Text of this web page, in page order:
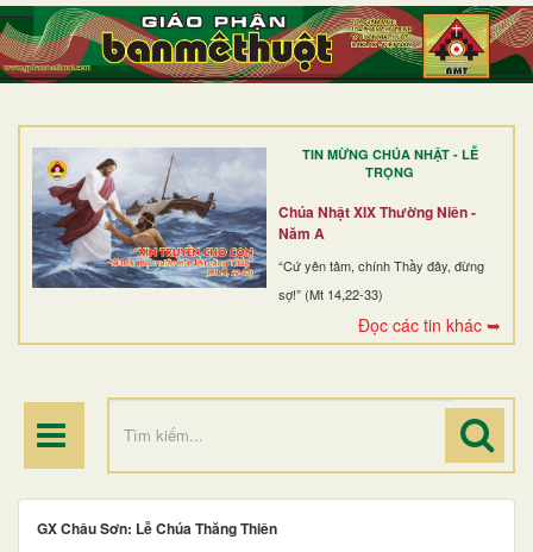
TIN MỪNG CHÚA NHẬT - LỄ
TRỌNG
Chúa Nhật XIX Thường Niên -
Năm A
“Cứ yên tâm, chính Thầy đây, đừng
sợ!” (Mt 14,22-33)
Đọc các tin khác ➥
TRANG NHẤT
GIỚI THIỆU
DÒNG TU
BAN MỤC VỤ
ĐOÀN THỂ CG
ĐIỂM HÀNH HƯƠNG
GX Châu Sơn: Lễ Chúa Thăng Thiên